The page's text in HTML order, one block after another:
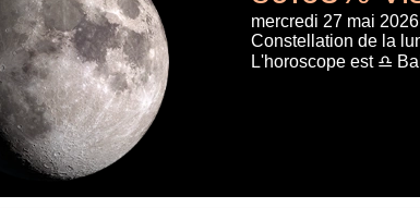
mercredi 27 mai 2026
Constellation de la
L'horoscope est ♎